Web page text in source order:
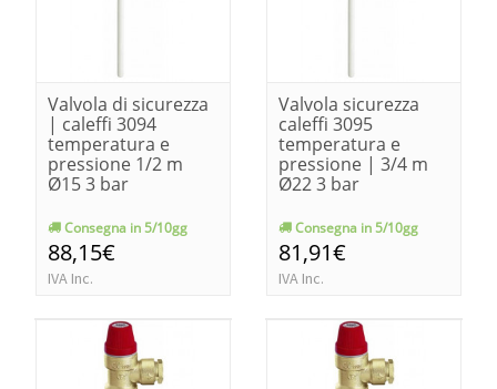
Valvola di sicurezza
| caleffi 3094
temperatura e
pressione 1/2 m
Ø15 3 bar
Consegna in 5/10gg
88,15€
IVA Inc.
Valvola sicurezza
caleffi 3095
temperatura e
pressione | 3/4 m
Ø22 3 bar
Consegna in 5/10gg
81,91€
IVA Inc.